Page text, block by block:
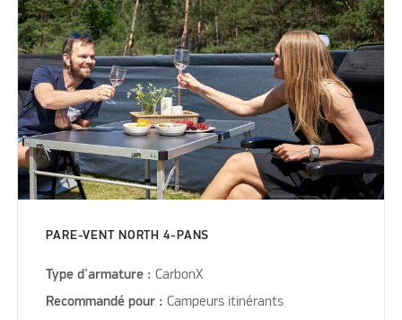
PARE-VENT NORTH 4-PANS
Type d'armature : CarbonX
Recommandé pour :Campeurs itinérants